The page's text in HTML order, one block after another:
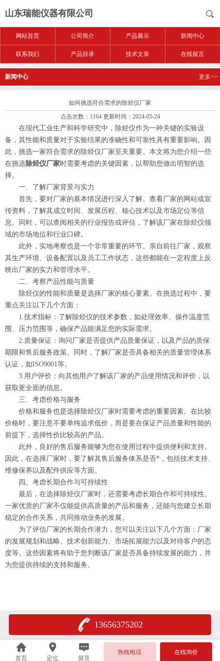
山东瑞能仪器有限公司
网站首页 公司简介 产品展示 新闻中心
联系我们 产品目录 技术文章 在线留言
新闻中心 更多>>
如何挑选符合需求的除烃仪厂家
点击次数：1164 更新时间：2024-05-24
在现代工业生产和科学研究中，除烃仪作为一种关键的实验设
备，其性能和质量对于实验结果的准确性和可靠性具有重要影响。因
此，挑选一家符合需求的除烃仪厂家至关重要。本文将为您介绍一些
在挑选除烃仪厂家时需要考虑的关键因素，以帮助您做出明智的选
择。
一、了解厂家背景与实力
首先，要对厂家的基本情况进行深入了解。查看厂家的网站或宣
传资料，了解其成立时间、发展历程、核心技术以及市场定位等信
息。同时，可以查阅相关的行业报告或评估，了解该厂家在除烃仪领
域的市场地位和行业口碑。
此外，实地考察也是一个非常重要的环节。亲自前往厂家，观察
其生产环境、设备配置以及员工工作状态，这些都能在一定程度上反
映出厂家的实力和管理水平。
二、考察产品性能与质量
除烃仪的性能和质量是选择厂家的核心要素。在挑选过程中，要
重点关注以下几个方面：
1.技术指标：了解除烃仪的技术参数，如处理效率、操作温度范
围、压力范围等，确保产品能满足您的实际需求。
2.质量保证：询问厂家是否提供产品质量保证，以及产品的质保
期限和售后服务政策。同时，了解厂家是否具备相关的质量管理体系
认证，如ISO9001等。
3.用户评价：向其他用户了解该厂家的产品使用情况和评价，以
获取更全面的信息。
三、考虑价格与服务
价格和服务也是选择除烃仪厂家时需要考虑的重要因素。在比较
价格时，要注意不要单纯追求低价，而是要在保证产品质量和性能的
前提下，选择性价比较高的产品。
此外，良好的售后服务能够为您在使用过程中提供便利和支持。
因此，在选择厂家时，要了解其售后服务体系是否*，包括技术支持、
维修保养以及配件供应等方面。
四、考虑长期合作与可持续性
最后，在选择除烃仪厂家时，还需要考虑长期合作和可持续性。
一家优质的厂家不仅能提供高质量的产品和服务，还能与您建立长期
稳定的合作关系，共同推动业务的发展。
为了评估厂家的长期合作潜力，您可以关注以下几个方面：厂家
的发展规划和战略、技术创新能力、市场拓展能力以及对待客户的态
度等。这些因素将有助于您判断该厂家是否具备持续发展的能力，并
为您提供持续的支持和服务。
13656375202
首页 定位 留言
热线电话 在线询价